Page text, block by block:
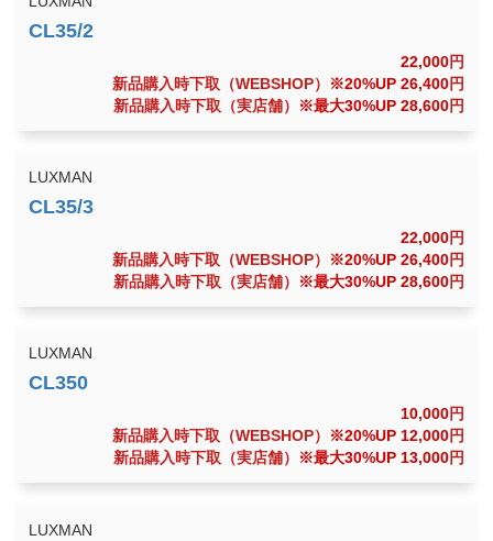
22,000円
新品購入時下取（WEBSHOP）
※20%UP 26,400円
新品購入時下取（実店舗）
※最大30%UP 28,600円
LUXMAN
22,000円
新品購入時下取（WEBSHOP）
※20%UP 26,400円
新品購入時下取（実店舗）
※最大30%UP 28,600円
LUXMAN
10,000円
新品購入時下取（WEBSHOP）
※20%UP 12,000円
新品購入時下取（実店舗）
※最大30%UP 13,000円
LUXMAN